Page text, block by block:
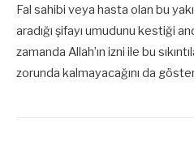
Fal sahibi veya hasta olan bu
aradığı şifayı umudunu kestiği
zamanda Allah’ın izni ile bu
zorunda kalmayacağını da